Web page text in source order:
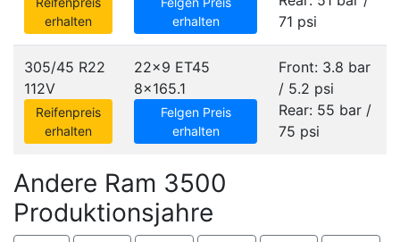
erhalten
erhalten
71 psi
305/45 R22
112V
Reifenpreis
erhalten
22x9 ET45
8x165.1
Felgen Preis
erhalten
Front: 3.8 bar
/ 5.2 psi
Rear: 55 bar /
75 psi
Andere Ram 3500
Produktionsjahre